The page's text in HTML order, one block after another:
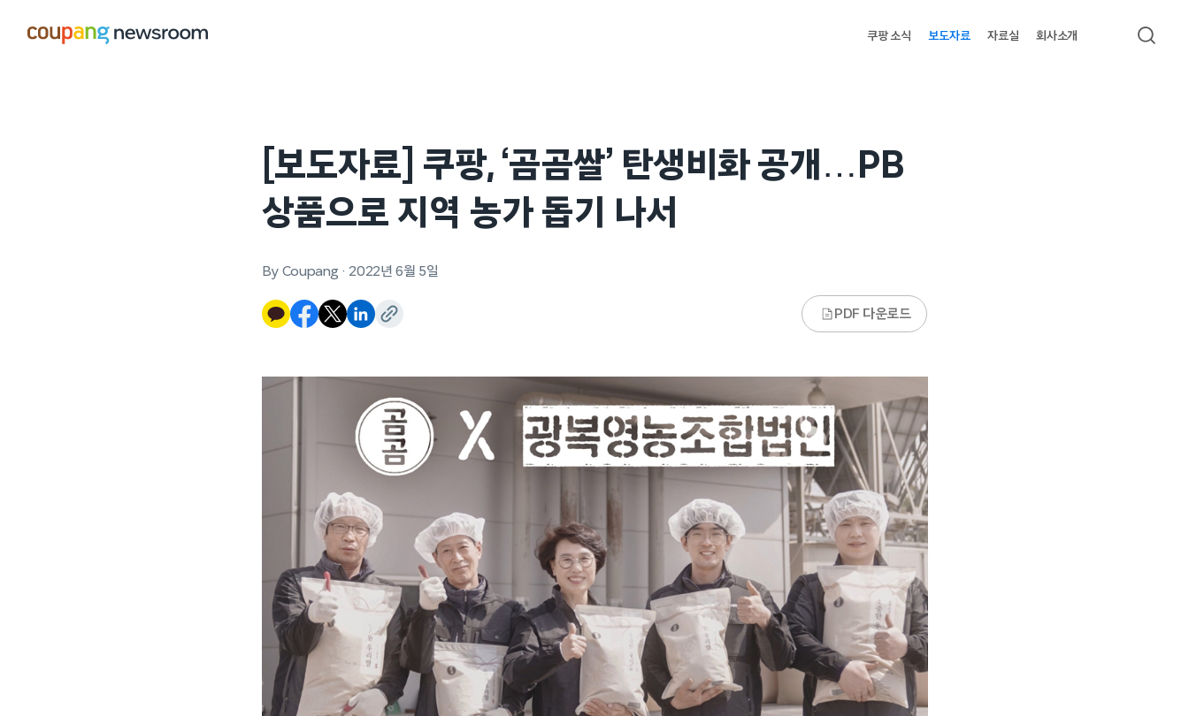
쿠팡 소식 보도자료 자료실 회사소개 검색
[보도자료] 쿠팡, ‘곰곰쌀’ 탄생비화 공개…PB
상품으로 지역 농가 돕기 나서
By Coupang · 2022년 6월 5일
PDF 다운로드